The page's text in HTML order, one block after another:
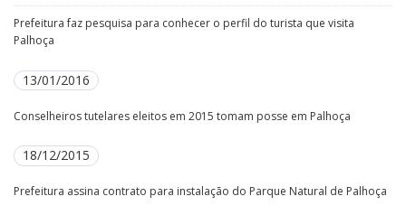
Prefeitura faz pesquisa para conhecer o perfil do turista que visita
Palhoça
13/01/2016
Conselheiros tutelares eleitos em 2015 tomam posse em Palhoça
18/12/2015
Prefeitura assina contrato para instalação do Parque Natural de Palhoça